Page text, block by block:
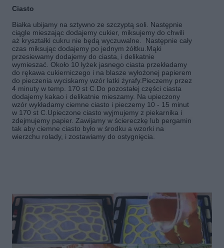
Ciasto
Białka ubijamy na sztywno ze szczyptą soli. Następnie
ciągle mieszając dodajemy cukier, miksujemy do chwili
aż kryształki cukru nie będą wyczuwalne.  Następnie cały
czas miksując dodajemy po jednym żółtku. Mąki
przesiewamy dodajemy do ciasta, i delikatnie
wymieszać. Około 10 łyżek jasnego ciasta przekładamy
do rękawa cukierniczego i na blasze wyłożonej papierem
do pieczenia wyciskamy wzór łatki żyrafy. Pieczemy przez
4 minuty w temp. 170 st C. Do pozostałej części ciasta
dodajemy kakao i delikatnie mieszamy. Na upieczony
wzór wykładamy ciemne ciasto i pieczemy 10 - 15 minut
w 170 st C. Upieczone ciasto wyjmujemy z piekarnika i
zdejmujemy papier. Zawijamy w ściereczkę lub pergamin
tak aby ciemne ciasto było w środku a wzorki na
wierzchu rolady, i zostawiamy do ostygnięcia.